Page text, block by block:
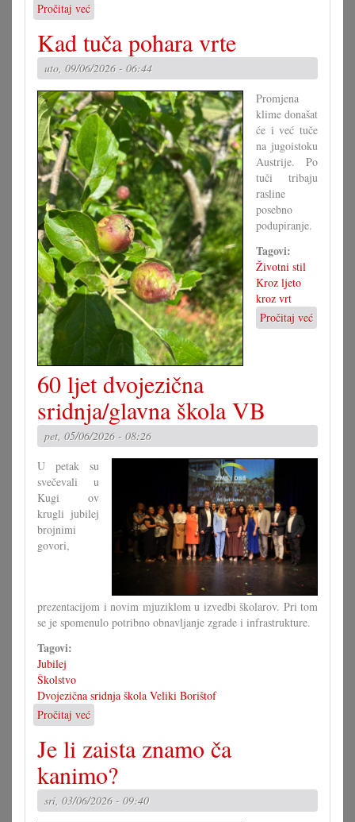
Pročitaj već
Stalna
konferencija
odbija
Europsku
školu
Kad tuča pohara vrte
uto, 09/06/2026 - 06:44
Promjena
klime donašat
će i već tuče
na jugoistoku
Austrije. Po
tuči tribaju
rasline
posebno
podupiranje.
Tagovi:
Životni stil
Kroz ljeto
kroz vrt
Pročitaj već
Kad
60 ljet dvojezična
sridnja/glavna škola VB
pet, 05/06/2026 - 08:26
U petak su
svečevali u
Kugi ov
krugli jubilej
brojnimi
govori,
prezentacijom i novim mjuziklom u izvedbi školarov. Pri tom
se je spomenulo potribno obnavljanje zgrade i infrastrukture.
Tagovi:
Jubilej
Školstvo
Dvojezična sridnja škola Veliki Borištof
Pročitaj već
60
ljet
dvojezična
sridnja/glavna
škola
VB
Je li zaista znamo ča
kanimo?
sri, 03/06/2026 - 09:40